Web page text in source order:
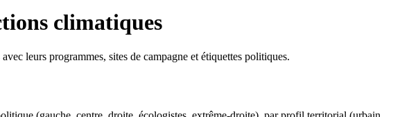
climatiques
leurs programmes, sites de campagne et étiquettes politiques.